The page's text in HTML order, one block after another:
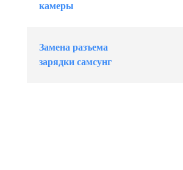
камеры
Замена разъема
зарядки самсунг